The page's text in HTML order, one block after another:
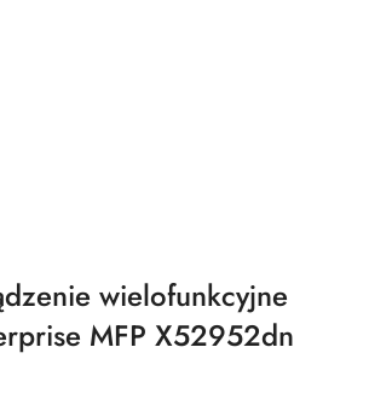
wielofunkcyjne
MFP X52952dn